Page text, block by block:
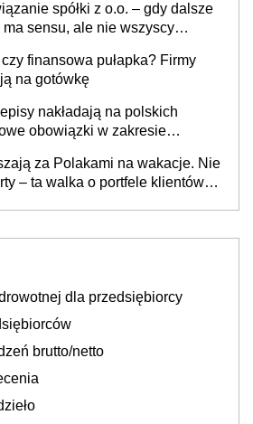
spółki z o.o. – gdy dalsze
ma sensu, ale nie wszyscy
finansowa pułapka? Firmy
na gotówkę
nakładają na polskich
obowiązki w zakresie
za Polakami na wakacje. Nie
– ta walka o portfele klientów
dla przedsiębiorcy
brutto/netto